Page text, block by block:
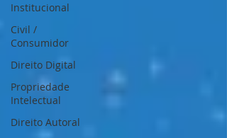
Institucional
Civil /
Consumidor
Direito Digital
Propriedade
Intelectual
Direito Autoral